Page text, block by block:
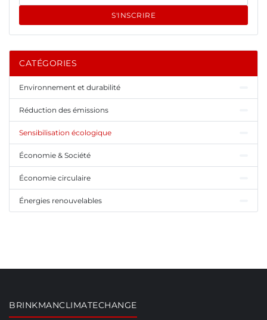
S'INSCRIRE
CATÉGORIES
Environnement et durabilité
Réduction des émissions
Sensibilisation écologique
Économie & Société
Économie circulaire
Énergies renouvelables
BRINKMANCLIMATECHANGE